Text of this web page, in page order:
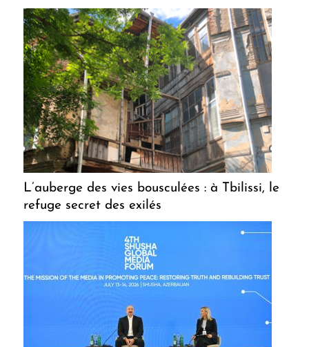
L’auberge des vies bousculées : à Tbilissi, le
refuge secret des exilés